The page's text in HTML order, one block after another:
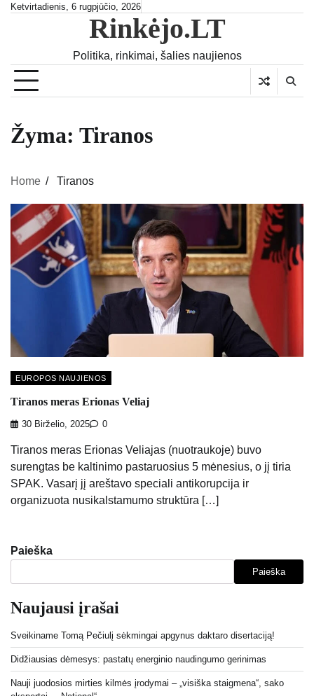
SkipKetvirtadienis, 6 rugpjūčio, 2026
Rinkėjo.LT
Politika, rinkimai, šalies naujienos
Žyma: Tiranos
Home Tiranos
EUROPOS NAUJIENOS
Tiranos meras Erionas Veliaj
30 Birželio, 2025 0
Tiranos meras Erionas Veliajas (nuotraukoje) buvo
surengtas be kaltinimo pastaruosius 5 mėnesius, o jį tiria
SPAK. Vasarį jį areštavo speciali antikorupcija ir
organizuota nusikalstamumo struktūra […]
Paieška
Paieška
Naujausi įrašai
Sveikiname Tomą Pečiulį sėkmingai apgynus daktaro disertaciją!
Didžiausias dėmesys: pastatų energinio naudingumo gerinimas
Nauji juodosios mirties kilmės įrodymai – „visiška staigmena“, sako